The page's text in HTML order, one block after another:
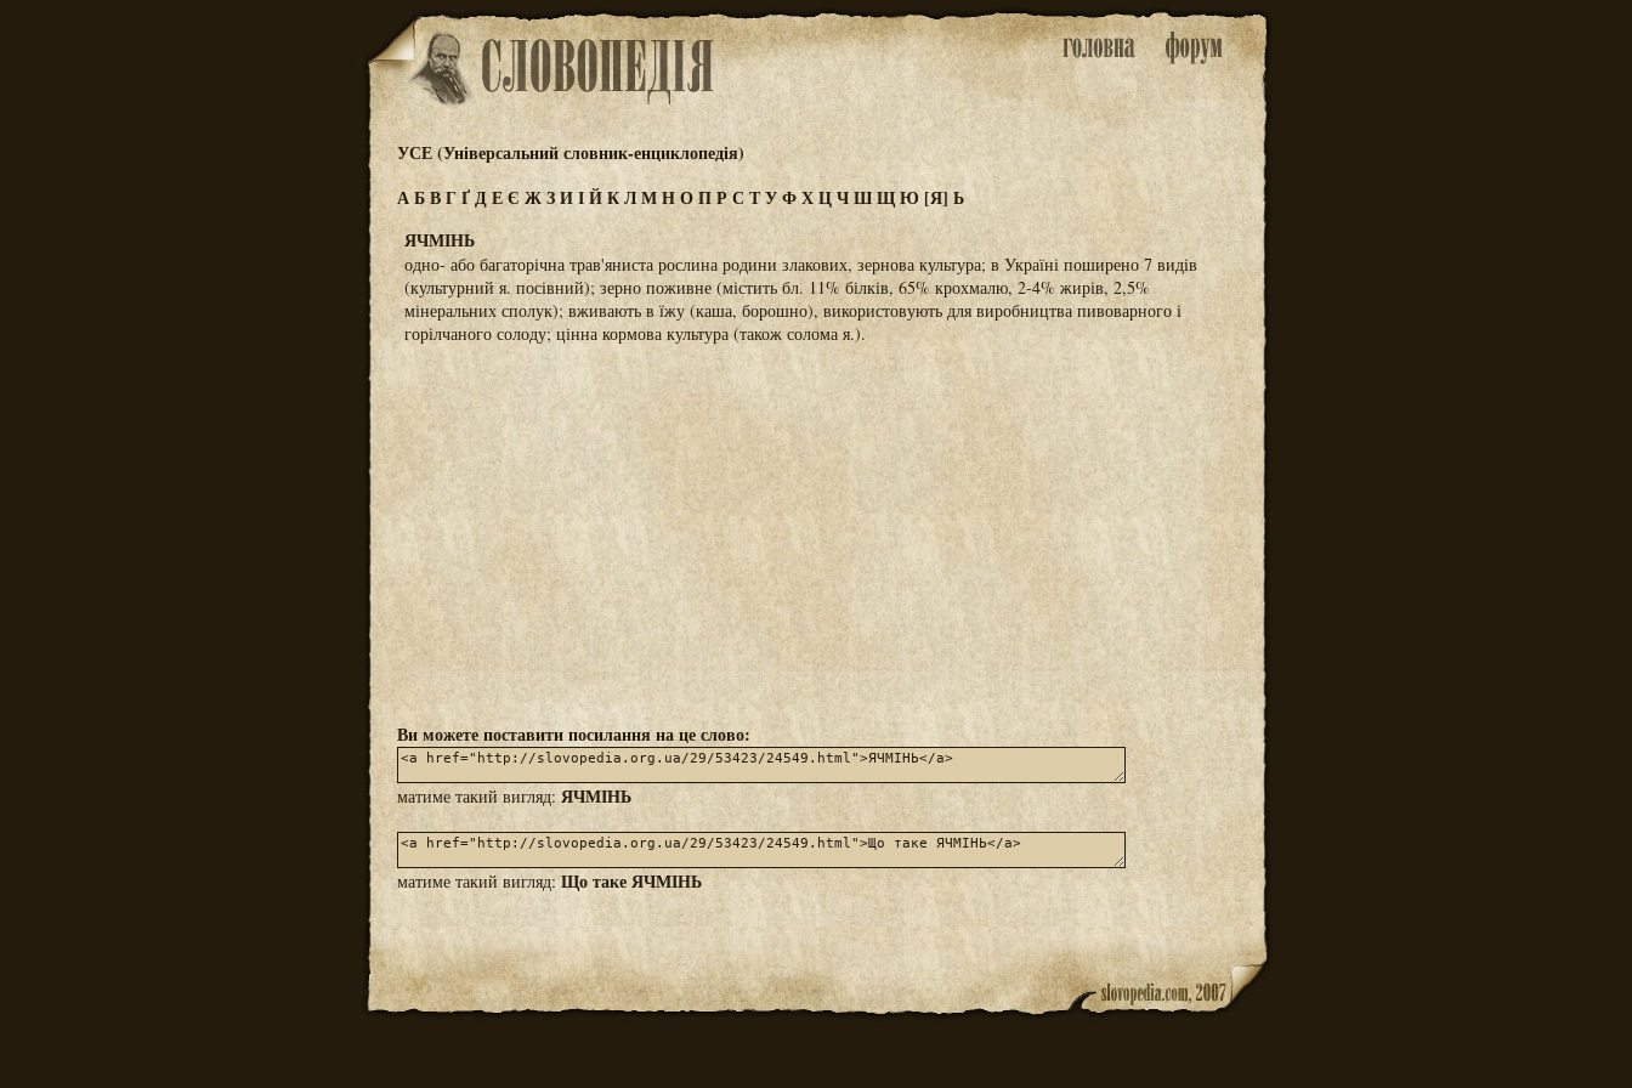
УСЕ (Універсальний словник-енциклопедія)
АБВГҐДЕЄ ЖЗИІЙКЛМНОПРС ТУФХЦЧШЩЮ [Я] Ь
ЯЧМІНЬ
одно- або багаторічна трав'яниста рослина родини злакових, зернова культура; в Україні поширено 7 видів
(культурний я. посівний); зерно поживне (містить бл. 11% білків, 65% крохмалю, 2-4% жирів, 2,5%
мінеральних сполук); вживають в їжу (каша, борошно), використовують для виробництва пивоварного і
горілчаного солоду; цінна кормова культура (також солома я.).
Ви можете поставити посилання на це слово:
матиме такий вигляд: ЯЧМІНЬ
матиме такий вигляд:Що таке ЯЧМІНЬ